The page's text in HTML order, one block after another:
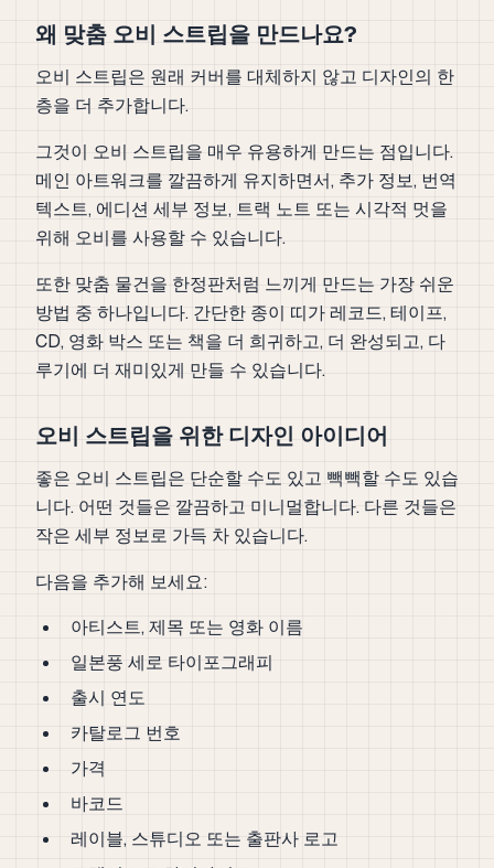
왜 맞춤 오비 스트립을 만드나요?
오비 스트립은 원래 커버를 대체하지 않고 디자인의 한
층을 더 추가합니다.
그것이 오비 스트립을 매우 유용하게 만드는 점입니다.
메인 아트워크를 깔끔하게 유지하면서, 추가 정보, 번역
텍스트, 에디션 세부 정보, 트랙 노트 또는 시각적 멋을
위해 오비를 사용할 수 있습니다.
또한 맞춤 물건을 한정판처럼 느끼게 만드는 가장 쉬운
방법 중 하나입니다. 간단한 종이 띠가 레코드, 테이프,
CD, 영화 박스 또는 책을 더 희귀하고, 더 완성되고, 다
루기에 더 재미있게 만들 수 있습니다.
오비 스트립을 위한 디자인 아이디어
좋은 오비 스트립은 단순할 수도 있고 빽빽할 수도 있습
니다. 어떤 것들은 깔끔하고 미니멀합니다. 다른 것들은
작은 세부 정보로 가득 차 있습니다.
다음을 추가해 보세요:
아티스트, 제목 또는 영화 이름
일본풍 세로 타이포그래피
출시 연도
카탈로그 번호
가격
바코드
레이블, 스튜디오 또는 출판사 로고